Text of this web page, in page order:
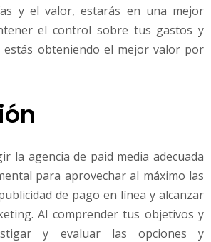
y el valor, estarás en una mejor
el control sobre tus gastos y
estás obteniendo el mejor valor por
la agencia de paid media adecuada
para aprovechar al máximo las
de pago en línea y alcanzar
Al comprender tus objetivos y
y evaluar las opciones y